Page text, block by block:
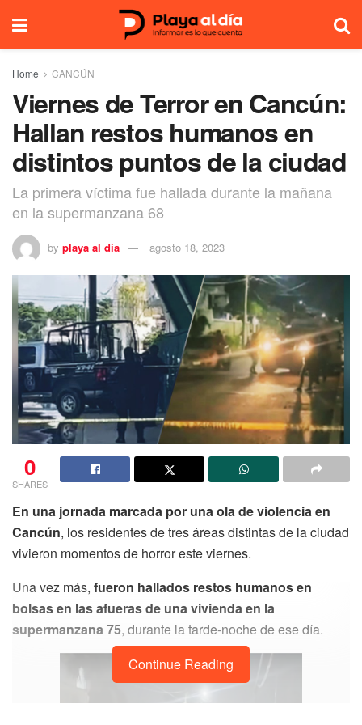
Home CANCÚN
Viernes de Terror en Cancún:
Hallan restos humanos en
distintos puntos de la ciudad
La primera víctima fue hallada durante la mañana
en la supermanzana 68
by playa al dia agosto 18, 2023
0
SHARES
En una jornada marcada por una ola de violencia en
Cancún, los residentes de tres áreas distintas de la ciudad
vivieron momentos de horror este viernes.
Una vez más, fueron hallados restos humanos en
bolsas en las afueras de una vivienda en la
supermanzana 75, durante la tarde-noche de ese día.
Continue Reading